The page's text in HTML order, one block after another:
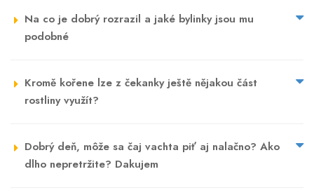
Na co je dobrý rozrazil a jaké bylinky jsou mu
podobné
Kromě kořene lze z čekanky ještě nějakou část
rostliny využít?
Dobrý deň, môže sa čaj vachta piť aj nalačno? Ako
dlho nepretržite? Dakujem